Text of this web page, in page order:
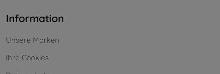
Information
Unsere Marken
Ihre Cookies